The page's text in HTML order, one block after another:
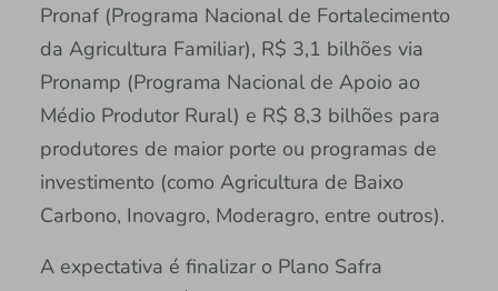
Pronaf (Programa Nacional de Fortalecimento
da Agricultura Familiar), R$ 3,1 bilhões via
Pronamp (Programa Nacional de Apoio ao
Médio Produtor Rural) e R$ 8,3 bilhões para
produtores de maior porte ou programas de
investimento (como Agricultura de Baixo
Carbono, Inovagro, Moderagro, entre outros).
A expectativa é finalizar o Plano Safra